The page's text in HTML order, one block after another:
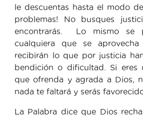
le descuentas hasta el modo
problemas! No busques
encontrarás. Lo mismo se
cualquiera que se
recibirán lo que por justicia
bendición o dificultad. Si eres
que ofrenda y agrada a Dios,
nada te faltará y serás
La Palabra dice que Dios